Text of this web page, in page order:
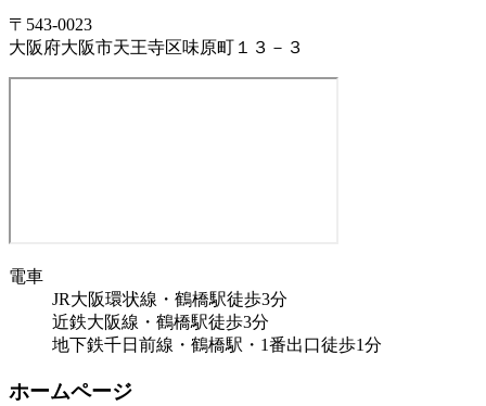
〒543-0023
大阪府大阪市天王寺区味原町１３－３
電車
JR大阪環状線・鶴橋駅徒歩3分
近鉄大阪線・鶴橋駅徒歩3分
地下鉄千日前線・鶴橋駅・1番出口徒歩1分
ホームページ